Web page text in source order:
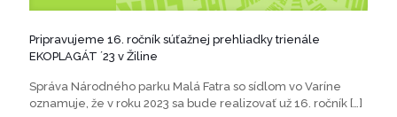
Pripravujeme 16. ročník súťažnej prehliadky trienále
EKOPLAGÁT ´23 v Žiline
Správa Národného parku Malá Fatra so sídlom vo Varíne
oznamuje, že v roku 2023 sa bude realizovať už 16. ročník […]